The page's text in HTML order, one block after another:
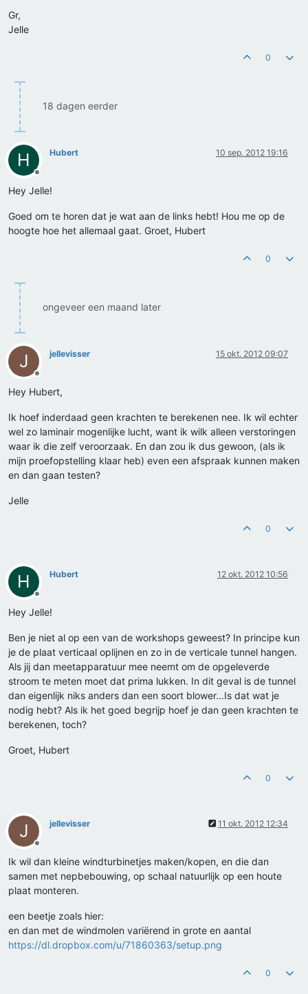
Gr,
Jelle
0
18 dagen eerder
H
Offline
Hubert 10 sep. 2012 19:16
Hey Jelle!
Goed om te horen dat je wat aan de links hebt! Hou me op de
hoogte hoe het allemaal gaat. Groet, Hubert
0
ongeveer een maand later
J
Offline
jellevisser 15 okt. 2012 09:07
Hey Hubert,
Ik hoef inderdaad geen krachten te berekenen nee. Ik wil echter
wel zo laminair mogenlijke lucht, want ik wilk alleen verstoringen
waar ik die zelf veroorzaak. En dan zou ik dus gewoon, (als ik
mijn proefopstelling klaar heb) even een afspraak kunnen maken
en dan gaan testen?
Jelle
0
H
Offline
Hubert 12 okt. 2012 10:56
Hey Jelle!
Ben je niet al op een van de workshops geweest? In principe kun
je de plaat verticaal oplijnen en zo in de verticale tunnel hangen.
Als jij dan meetapparatuur mee neemt om de opgeleverde
stroom te meten moet dat prima lukken. In dit geval is de tunnel
dan eigenlijk niks anders dan een soort blower...Is dat wat je
nodig hebt? Als ik het goed begrijp hoef je dan geen krachten te
berekenen, toch?
Groet, Hubert
0
J
Offline
jellevisser 11 okt. 2012 12:34
Ik wil dan kleine windturbinetjes maken/kopen, en die dan
samen met nepbebouwing, op schaal natuurlijk op een houte
plaat monteren.
een beetje zoals hier:
en dan met de windmolen variërend in grote en aantal
https://dl.dropbox.com/u/71860363/setup.png
0